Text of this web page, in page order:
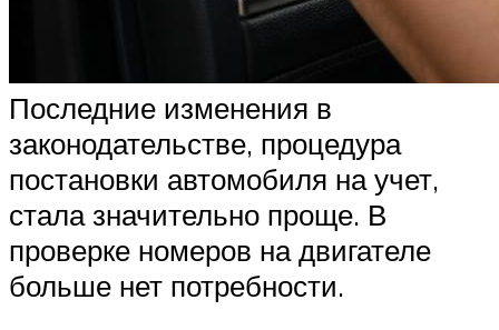
Последние изменения в
законодательстве, процедура
постановки автомобиля на учет,
стала значительно проще. В
проверке номеров на двигателе
больше нет потребности.